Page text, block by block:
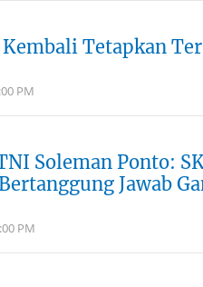
Tetapkan
PM
Soleman Ponto:
Jawab
PM